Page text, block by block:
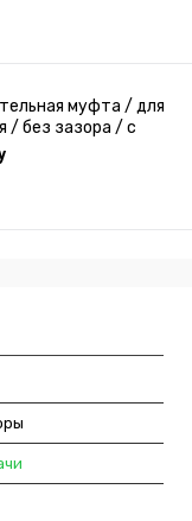
муфта / для
/ без зазора / с